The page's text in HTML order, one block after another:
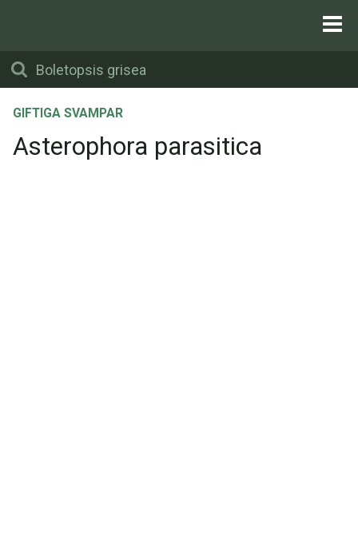
GIFTIGA SVAMPAR
Asterophora parasitica